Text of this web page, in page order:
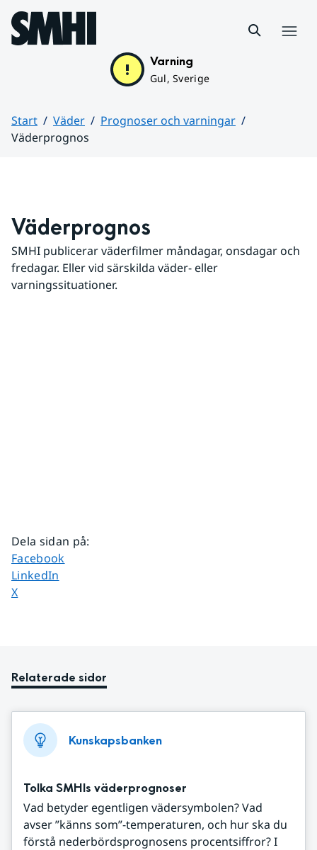
Hoppa till sidans innehåll
Varning
Gul, Sverige
Start Väder
Prognoser och varningar
Väderprognos
Väderprognos
SMHI publicerar väderfilmer måndagar, onsdagar och
fredagar. Eller vid särskilda väder- eller
varningssituationer.
Dela sidan på:
Dela sidan på
Facebook
Dela sidan på
LinkedIn
Dela sidan på
X
Relaterade sidor
Kunskapsbanken
Tolka SMHIs väderprognoser
Vad betyder egentligen vädersymbolen? Vad
avser ”känns som”-temperaturen, och hur ska du
förstå nederbördsprognosens procentsiffror? I